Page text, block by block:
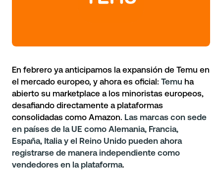
En febrero ya anticipamos la expansión de Temu en
el mercado europeo, y ahora es oficial: Temu ha
abierto su marketplace a los minoristas europeos,
desafiando directamente a plataformas
consolidadas como Amazon. Las marcas con sede
en países de la UE como Alemania, Francia,
España, Italia y el Reino Unido pueden ahora
registrarse de manera independiente como
vendedores en la plataforma.